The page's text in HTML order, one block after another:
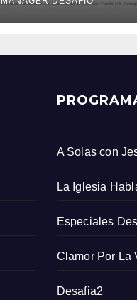
Servicio
Colombiano
A Solas con
La Iglesia
Especiales
Clamor Por La
Desafia2